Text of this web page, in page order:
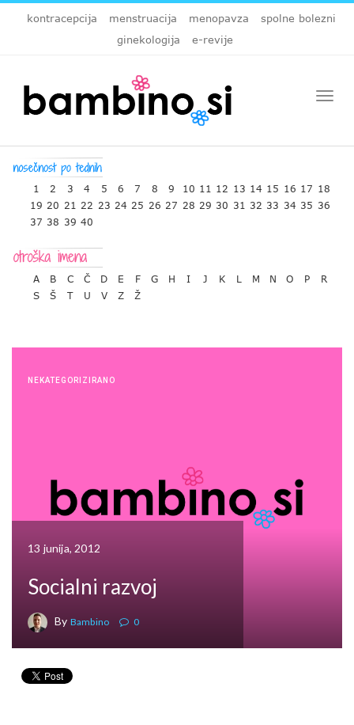
kontracepcija menstruacija menopavza
spolne bolezni
ginekologija
e-revije
1 2 3 4 5 6 7 8 9 10 11 12 13 14 15 16 17 18
19 20 21 22 23 24 25 26 27 28 29 30 31 32 33 34 35 36
37 38 39 40
A B C Č D E F G H I J K L M N O P
R
S
Š T U V Z Ž
NEKATEGORIZIRANO
13 junija, 2012
Socialni razvoj
By Bambino 0